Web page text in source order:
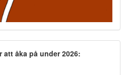
åka på under 2026: